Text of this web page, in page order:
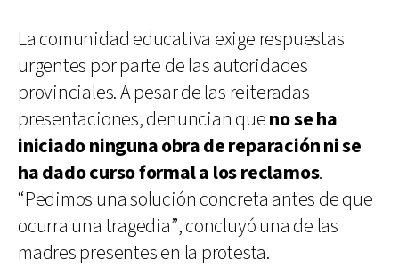
La comunidad educativa exige respuestas
urgentes por parte de las autoridades
provinciales. A pesar de las reiteradas
presentaciones, denuncian queno se ha
iniciado ninguna obra de reparación ni se
ha dado curso formal a los reclamos.
“Pedimos una solución concreta antes de que
ocurra una tragedia”, concluyó una de las
madres presentes en la protesta.